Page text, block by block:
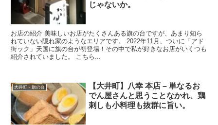
じゃないか。
お店の紹介 美味しいお店がたくさんある旗の台ですが、あまり知ら
れていない隠れ家のようなエリアです。 2022年11月、ついに「アド
街ック」天国に旗の台が初登場！その中で私が好きなお店がいくつも
紹介されていました。 こちら...
大井町 - 旗の台
【大井町】八幸 本店 – 単なるお
でん屋さんと思うことなかれ、鶏
刺しも小料理も抜群に旨い。